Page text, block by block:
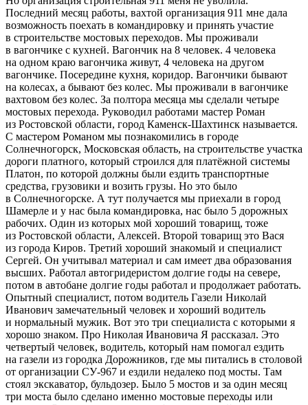
Последний месяц работы, вахтой организация 911 мне дала
возможность поехать в командировку и принять участие
в строительстве мостовых переходов. Мы проживали
в вагончике с кухней. Вагончик на 8 человек. 4 человека
на одном краю вагончика живут, 4 человека на другом
вагончике. Посередине кухня, коридор. Вагончики бывают
на колесах, а бывают без колес. Мы проживали в вагончике
вахтовом без колес. За полтора месяца мы сделали четыре
мостовых перехода. Руководил работами мастер Роман
из Ростовской области, город Каменск-Шахтинск называется.
С мастером Романом мы познакомились в городе
Солнечногорск, Московская область, на строительстве участка
дороги платного, который строился для платёжной системы
Платон, по которой должны были ездить транспортные
средства, грузовики и возить грузы. Но это было
в Солнечногорске. А тут получается мы приехали в город
Шамерле и у нас была командировка, нас было 5 дорожных
рабочих. Один из которых мой хороший товарищ, тоже
из Ростовской области, Алексей. Второй товарищ это Вася
из города Киров. Третий хороший знакомый и специалист
Сергей. Он учитывал материал и сам имеет два образования
высших. Работал автогридеристом долгие годы на севере,
потом в автобане долгие годы работал и продолжает работать.
Опытный специалист, потом водитель Газели Николай
Иванович замечательный человек и хороший водитель
и нормальный мужик. Вот это три специалиста с которыми я
хорошо знаком. Про Николая Ивановича Я рассказал. Это
четвертый человек, водитель, который нам помогал ездить
на газели из городка Дорожников, где мы питались в столовой
от организации СУ-967 и ездили недалеко под мосты. Там
стоял экскаватор, бульдозер. Было 5 мостов и за один месяц
три моста было сделано именно мостовые переходы или